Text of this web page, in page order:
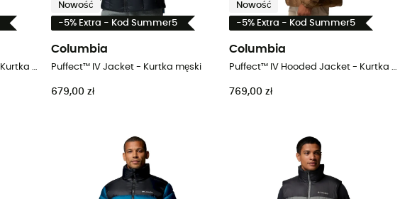
Nowość
-5% Extra - Kod Summer5
Columbia
Puffect™ IV Jacket - Kurtka męski
679,00 zł
Nowość
-5% Extra - Kod Summer5
Columbia
769,00 zł